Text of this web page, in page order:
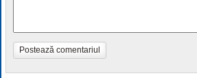
Postează comentariul